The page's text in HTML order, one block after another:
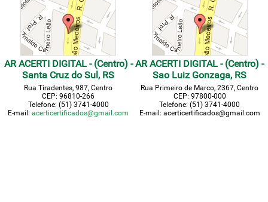
AR ACERTI DIGITAL - (Centro) -
Santa Cruz do Sul, RS
Rua Tiradentes, 987, Centro
CEP: 96810-266
Telefone: (51) 3741-4000
E-mail:acerticertificados@gmail.com
AR ACERTI DIGITAL - (Centro) -
Sao Luiz Gonzaga, RS
Rua Primeiro de Marco, 2367, Centro
CEP: 97800-000
Telefone: (51) 3741-4000
E-mail: acerticertificados@gmail.com